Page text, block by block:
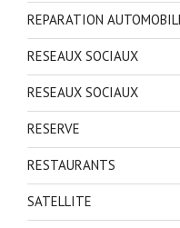
REPARATION
RESEAUX SOCIAUX
RESEAUX SOCIAUX
RESERVE
RESTAURANTS
SATELLITE